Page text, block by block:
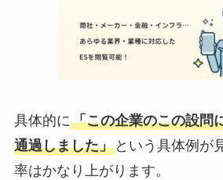
具体的に「この企業のこの設問
通過しました」という具体例が
率はかなり上がります。